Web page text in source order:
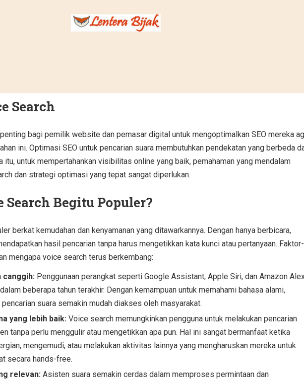
Search
bagi pemilik website dan pemasar digital untuk mengoptimalkan SEO mereka
ini. Optimasi SEO untuk pencarian suara membutuhkan pendekatan yang berbeda
itu, untuk mempertahankan visibilitas online yang baik, pemahaman yang mendalam
dan strategi optimasi yang tepat sangat diperlukan.
Search Begitu Populer?
berkat kemudahan dan kenyamanan yang ditawarkannya. Dengan hanya berbicara,
hasil pencarian tanpa harus mengetikkan kata kunci atau pertanyaan. Faktor-
mengapa voice search terus berkembang:
canggih: Penggunaan perangkat seperti Google Assistant, Apple Siri, dan Amazon
beberapa tahun terakhir. Dengan kemampuan untuk memahami bahasa alami,
suara semakin mudah diakses oleh masyarakat.
yang lebih baik: Voice search memungkinkan pengguna untuk melakukan pencarian
tanpa perlu menggulir atau mengetikkan apa pun. Hal ini sangat bermanfaat ketika
mengemudi, atau melakukan aktivitas lainnya yang mengharuskan mereka untuk
secara hands-free.
relevan: Asisten suara semakin cerdas dalam memproses permintaan dan